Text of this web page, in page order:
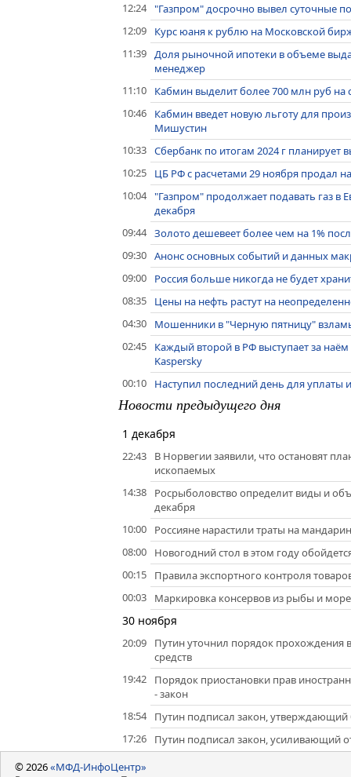
12:24 "Газпром" досрочно вывел суточные
12:09
Курс юаня к рублю на Московской
11:39 Доля рыночной ипотеки в объеме
менеджер
11:10
Кабмин выделит более 700 млн руб
10:46
Кабмин введет новую льготу для
Мишустин
10:33 Сбербанк по итогам 2024 г планирует
10:25
ЦБ РФ с расчетами 29 ноября продал
10:04 "Газпром" продолжает подавать газ в
декабря
09:44 Золото дешевеет более чем на 1%
09:30 Анонс основных событий и данных
09:00
Россия больше никогда не будет
08:35
Цены на нефть растут на
04:30
Мошенники в "Черную пятницу"
02:45
Каждый второй в РФ выступает за
Kaspersky
00:10
Наступил последний день для уплаты
Новости предыдущего дня
1 декабря
22:43
В Норвегии заявили, что остановят
ископаемых
14:38
Росрыболовство определит виды и
декабря
10:00
Россияне нарастили траты на
08:00
Новогодний стол в этом году
00:15
Правила экспортного контроля
00:03
Маркировка консервов из рыбы и
30 ноября
20:09
Путин уточнил порядок прохождения
средств
19:42
Порядок приостановки прав
- закон
18:54
Путин подписал закон,
17:26
Путин подписал закон, усиливающий
© 2026«МФД-ИнфоЦентр»